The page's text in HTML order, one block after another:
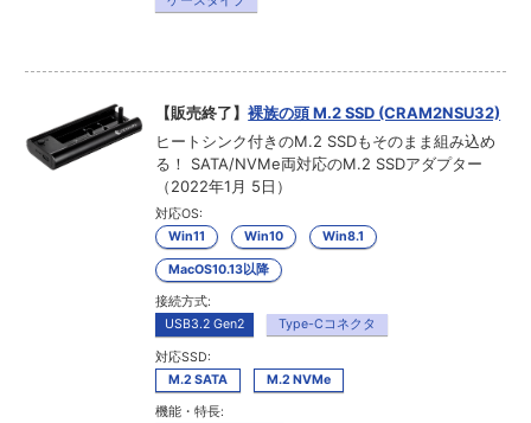
【販売終了】裸族の頭 M.2 SSD (CRAM2NSU32)
ヒートシンク付きのM.2 SSDもそのまま組み込め
る！ SATA/NVMe両対応のM.2 SSDアダプター
（2022年1月 5日）
対応OS:
Win11
Win10 Win8.1
MacOS10.13以降
接続方式:
USB3.2 Gen2
Type-Cコネクタ
対応SSD:
M.2 SATA
M.2 NVMe
機能・特長: